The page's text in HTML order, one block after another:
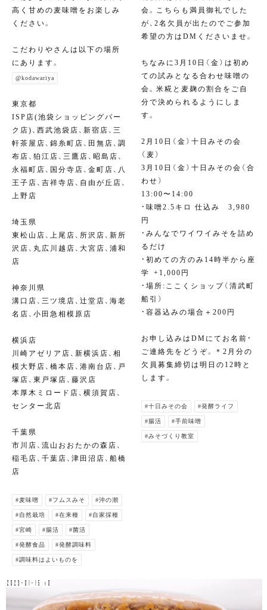
高く甘めの麦味噌をお楽しみ
ください。
こだわりやさんは以下の場所
にあります。
@kodawariya
東京都
ISP店(池袋ショッピングパー
ク店)、西武池袋店、新宿店、三
軒茶屋店、錦糸町店、田無店、調
布店、狛江店、三鷹店、昭島店、
永福町店、国分寺店、金町店、八
王子店、吉祥寺店、自由が丘店、
上野店
埼玉県
東松山店、上尾店、所沢店、新所
沢店、丸広川越店、大宮店、浦和
店
神奈川県
溝口店、三ツ境店、辻堂店、海老
名店、小田急相模原店
横浜店
川崎アゼリア店、新横浜店、相
模大野店、橋本店、港南台店、戸
塚店、東戸塚店、藤沢店
本厚木ミロード店、横須賀店、
センター北店
千葉県
市川店、流山おおたかの森店、
稲毛店、千葉店、津田沼店、船橋
店
#麦味噌 #フムスみそ #沖の潮
#自然栽培 #在来種 #自家採種
#宮崎 #腸活 #菌活
#発酵食品 #発酵調味料
#調味料はよいものを
会。こちらも満員御礼でした
が、2名欠員が出たのでご参加
希望の方はDMくださいませ。
ちなみに3月10日（金）は初め
ての試みとなる合わせ味噌の
会。米糀と麦麹の割合をご自
分で決められるようにしま
す。
2月10日（金）十日みその会
（麦）
3月10日（金）十日みその会（合
わせ）
13:00〜14:00
・味噌2.5キロ 仕込み 3,980
円⁣
・みんなでワイワイみそを詰め
るだけ⁣
・初めての方のみ14時半から座
学⁣ +1,000円
・場所:ここくショップ（清武町
船引）⁣
⁣・容器込みの場合＋200円⁣
お申し込みはDMにてお名前・
ご連絡先をどうぞ。＊2月分の
欠員募集締切は明日の12時と
します。
#十日みその会 #発酵ライフ
#腸活 #手前味噌
#みそづくり教室
2023-01-15 v0